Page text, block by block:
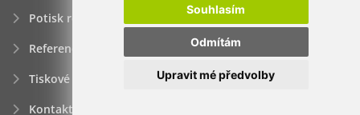
Souhlasím
Odmítám
Upravit mé předvolby
Potisk reklamních předmětů
Reference
Tiskové zprávy
Kontakt